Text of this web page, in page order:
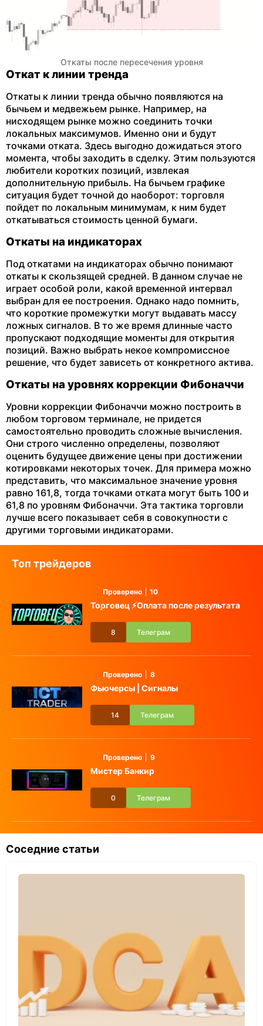
Откаты после пересечения уровня
Откат к линии тренда
Откаты к линии тренда обычно появляются на
бычьем и медвежьем рынке. Например, на
нисходящем рынке можно соединить точки
локальных максимумов. Именно они и будут
точками отката. Здесь выгодно дожидаться этого
момента, чтобы заходить в сделку. Этим пользуются
любители коротких позиций, извлекая
дополнительную прибыль. На бычьем графике
ситуация будет точной до наоборот: торговля
пойдет по локальным минимумам, к ним будет
откатываться стоимость ценной бумаги.
Откаты на индикаторах
Под откатами на индикаторах обычно понимают
откаты к скользящей средней. В данном случае не
играет особой роли, какой временной интервал
выбран для ее построения. Однако надо помнить,
что короткие промежутки могут выдавать массу
ложных сигналов. В то же время длинные часто
пропускают подходящие моменты для открытия
позиций. Важно выбрать некое компромиссное
решение, что будет зависеть от конкретного актива.
Откаты на уровнях коррекции Фибоначчи
Уровни коррекции Фибоначчи можно построить в
любом торговом терминале, не придется
самостоятельно проводить сложные вычисления.
Они строго численно определены, позволяют
оценить будущее движение цены при достижении
котировками некоторых точек. Для примера можно
представить, что максимальное значение уровня
равно 161,8, тогда точками отката могут быть 100 и
61,8 по уровням Фибоначчи. Эта тактика торговли
лучше всего показывает себя в совокупности с
другими торговыми индикаторами.
Топ трейдеров
Проверено 10
Торговец ⚡️Оплата после результата
8 Телеграм
Проверено 8
Фьючерсы | Сигналы
14 Телеграм
Проверено 9
Мистер Банкир
0 Телеграм
Соседние статьи